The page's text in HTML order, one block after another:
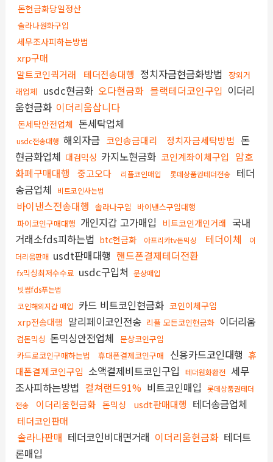
돈현금화당일정산
솔라나원화구입
세무조사피하는방법
xrp구매
알트코인퀵거래
테더전송대행 정치자금현금화방법 장외거
래업체
usdc현금화 오다현금화 블랙테더코인구입 이더리
움현금화 이더리움삽니다
돈세탁안전업체 돈세탁업체
usdc전송대행 해외자금 코인송금대리 정치자금세탁방법 돈
현금화업체 대검믹싱 카지노현금화 코인계좌이체구입
암호
화폐구매대행
중고오다 리플코인매입 롯데상품권테더전송
테더
송금업체
비트코인사는법
바이낸스전송대행 솔라나구입
바이낸스구입대행
파이코인구매대행 개인지갑 고가매입 비트코인개인거래 국내
거래소fds피하는법 btc현금화 아프리카tv돈믹싱 테더이체
이
더리움판매 usdt판매대행 핸드폰결제테더전환
fx믹싱최저수수료 usdc구입처
문상매입
빗썸fds푸는법
코인해외지갑 매입
카드 비트코인현금화 코인이체구입
xrp전송대행 알리페이코인전송 리플 모든코인현금화 이더리움
검돈믹싱 돈믹싱안전업체
문상코인구입
카드로코인구매하는법
휴대폰결제코인구매 신용카드코인대행 휴
대폰결제코인구입 소액결제비트코인구입 테더원화환전 세무
조사피하는방법 컬쳐랜드91% 비트코인매입
롯데상품권테더
전송
이더리움현금화 돈믹싱 usdt판매대행 테더송금업체
테더코인판매
솔라나판매 테더코인비대면거래 이더리움현금화 테더트
론매입